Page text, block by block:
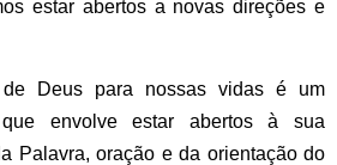
estar abertos a novas direções e
de Deus para nossas vidas é um
que envolve estar abertos à sua
Palavra, oração e da orientação do